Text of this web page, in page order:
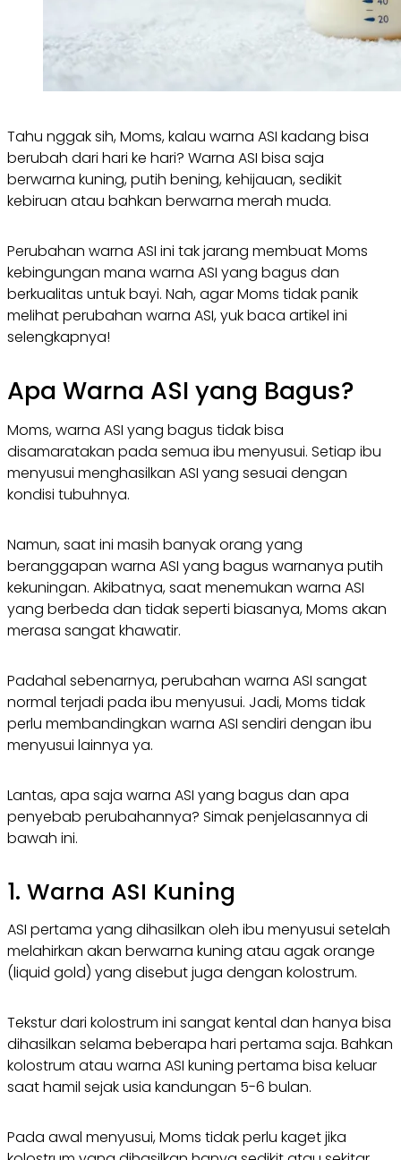
Tahu nggak sih, Moms, kalau warna ASI kadang bisa
berubah dari hari ke hari? Warna ASI bisa saja
berwarna kuning, putih bening, kehijauan, sedikit
kebiruan atau bahkan berwarna merah muda.
Perubahan warna ASI ini tak jarang membuat Moms
kebingungan mana warna ASI yang bagus dan
berkualitas untuk bayi. Nah, agar Moms tidak panik
melihat perubahan warna ASI, yuk baca artikel ini
selengkapnya!
Apa Warna ASI yang Bagus?
Moms, warna ASI yang bagus tidak bisa
disamaratakan pada semua ibu menyusui. Setiap ibu
menyusui menghasilkan ASI yang sesuai dengan
kondisi tubuhnya.
Namun, saat ini masih banyak orang yang
beranggapan warna ASI yang bagus warnanya putih
kekuningan. Akibatnya, saat menemukan warna ASI
yang berbeda dan tidak seperti biasanya, Moms akan
merasa sangat khawatir.
Padahal sebenarnya, perubahan warna ASI sangat
normal terjadi pada ibu menyusui. Jadi, Moms tidak
perlu membandingkan warna ASI sendiri dengan ibu
menyusui lainnya ya.
Lantas, apa saja warna ASI yang bagus dan apa
penyebab perubahannya? Simak penjelasannya di
bawah ini.
1. Warna ASI Kuning
ASI pertama yang dihasilkan oleh ibu menyusui setelah
melahirkan akan berwarna kuning atau agak orange
(liquid gold) yang disebut juga dengan kolostrum.
Tekstur dari kolostrum ini sangat kental dan hanya bisa
dihasilkan selama beberapa hari pertama saja. Bahkan
kolostrum atau warna ASI kuning pertama bisa keluar
saat hamil sejak usia kandungan 5-6 bulan.
Pada awal menyusui, Moms tidak perlu kaget jika